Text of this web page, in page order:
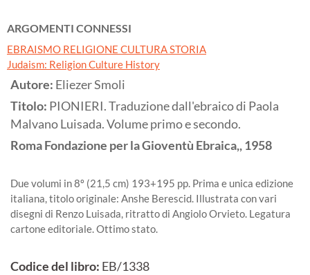
ARGOMENTI CONNESSI
EBRAISMO RELIGIONE CULTURA STORIA
Judaism: Religion Culture History
Autore: Eliezer Smoli
Titolo: PIONIERI. Traduzione dall'ebraico di Paola
Malvano Luisada. Volume primo e secondo.
RomaFondazione per la Gioventù Ebraica,,1958
Due volumi in 8º (21,5 cm) 193+195 pp. Prima e unica edizione
italiana, titolo originale: Anshe Berescid. Illustrata con vari
disegni di Renzo Luisada, ritratto di Angiolo Orvieto. Legatura
cartone editoriale. Ottimo stato.
Codice del libro: EB/1338